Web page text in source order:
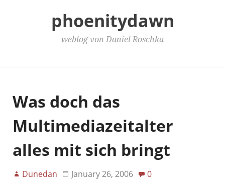
phoenitydawn
weblog von Daniel Roschka
Was doch das
Multimediazeitalter
alles mit sich bringt
Dunedan January 26, 2006 0